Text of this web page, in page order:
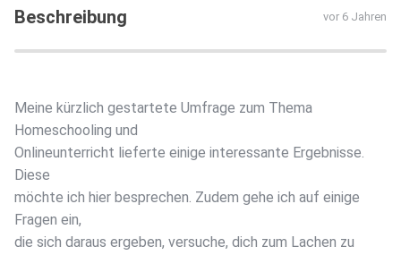
Beschreibung vor 6 Jahren
Meine kürzlich gestartete Umfrage zum Thema
Homeschooling und
Onlineunterricht lieferte einige interessante Ergebnisse.
Diese
möchte ich hier besprechen. Zudem gehe ich auf einige
Fragen ein,
die sich daraus ergeben, versuche, dich zum Lachen zu